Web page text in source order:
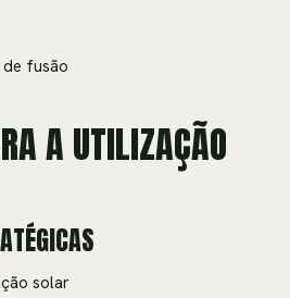
fusão
A UTILIZAÇÃO
solar